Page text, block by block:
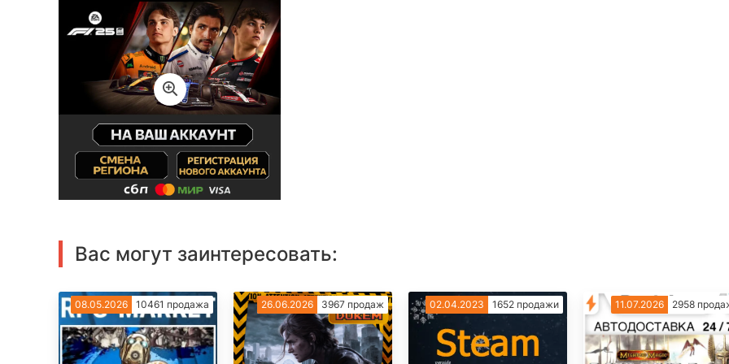
Вас могут заинтересовать:
08.05.2026 10461 продажа 26.06.2026 3967 продаж 02.04.2023 1652 продажи 11.07.2026 2958